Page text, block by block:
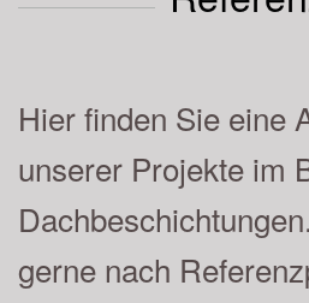
Hier finden Sie eine
unserer Projekte im
gerne nach